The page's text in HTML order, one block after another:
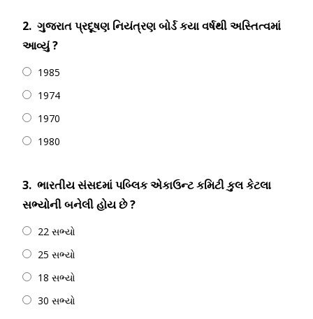
2. ગુજરાત પ્રદૂષણ નિયંત્રણ બોર્ડ કયા વર્ષથી અસ્તિત્વમાં
આવ્યું ?
1985
1974
1970
1980
3. ભારતીય સંસદમાં પબ્લિક એકાઉન્ટ કમિટી કુલ કેટલા
સભ્યોની બનેલી હોય છે ?
22 સભ્યો
25 સભ્યો
18 સભ્યો
30 સભ્યો